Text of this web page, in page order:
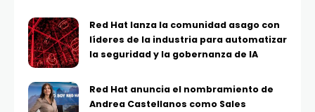
Red Hat lanza la comunidad asago con
líderes de la industria para automatizar
la seguridad y la gobernanza de IA
Red Hat anuncia el nombramiento de
Andrea Castellanos como Sales